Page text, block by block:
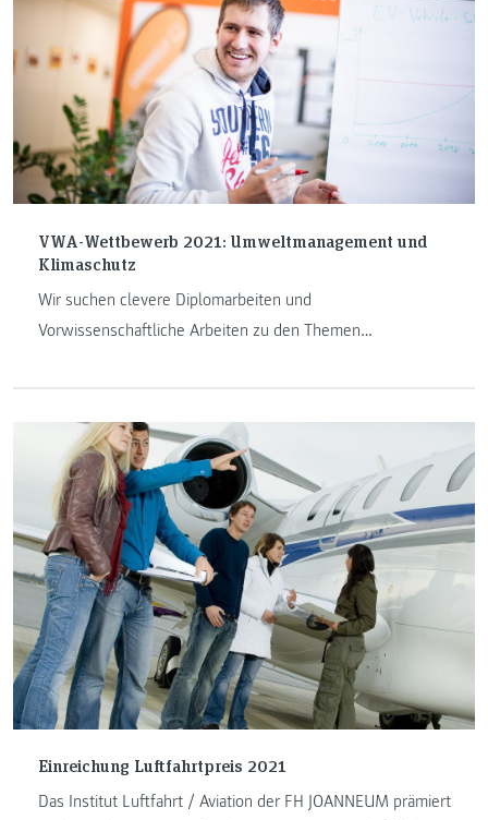
VWA-Wettbewerb 2021: Umweltmanagement und
Klimaschutz
Wir suchen clevere Diplomarbeiten und
Vorwissenschaftliche Arbeiten zu den Themen
Einreichung Luftfahrtpreis 2021
Das Institut Luftfahrt / Aviation der FH JOANNEUM prämiert